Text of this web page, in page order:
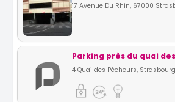
17 Avenue Du Rhin, 67000